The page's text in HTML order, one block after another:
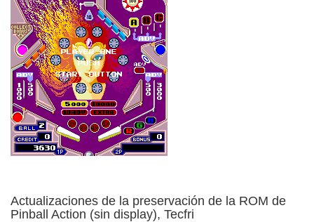
Actualizaciones de la preservación de la ROM de
Pinball Action (sin display), Tecfri